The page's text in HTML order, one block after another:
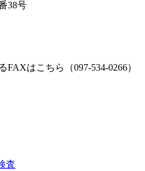
38号
はこちら（097-534-0266）
査